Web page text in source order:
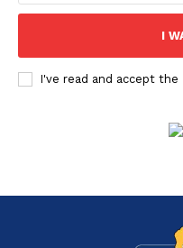
I
I've read and accept the